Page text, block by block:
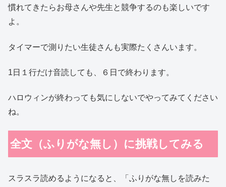
慣れてきたらお母さんや先生と競争するのも楽しいです
よ。
タイマーで測りたい生徒さんも実際たくさんいます。
1日１行だけ音読しても、６日で終わります。
ハロウィンが終わっても気にしないでやってみてください
ね。
全文（ふりがな無し）に挑戦してみる
スラスラ読めるようになると、「ふりがな無しを読みた